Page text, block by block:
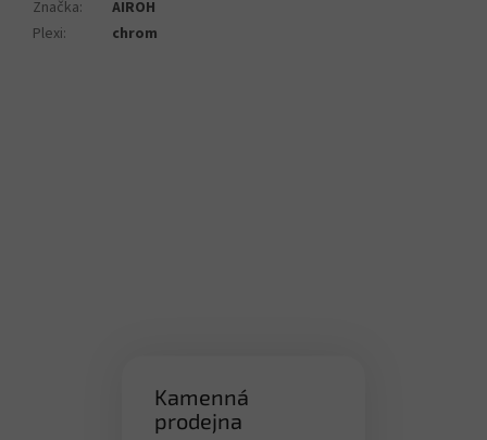
Značka:
AIROH
Plexi: chrom
Kamenná
prodejna